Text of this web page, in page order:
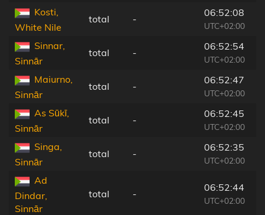
Kosti,
White Nile
total -
06:52:08
UTC+02:00
Sinnar,
Sinnār
total -
06:52:54
UTC+02:00
Maiurno,
Sinnār
total -
06:52:47
UTC+02:00
As Sūkī,
Sinnār
total -
06:52:45
UTC+02:00
Singa,
Sinnār
total -
06:52:35
UTC+02:00
Ad
Dindar,
Sinnār
total -
06:52:44
UTC+02:00